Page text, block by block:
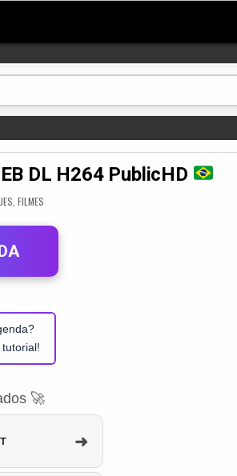
DL H264 PublicHD
FILMES
🚀
➜